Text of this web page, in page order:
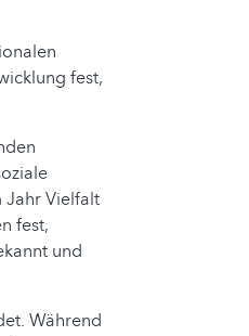
fest,
Jahr Vielfalt
fest,
und
Während